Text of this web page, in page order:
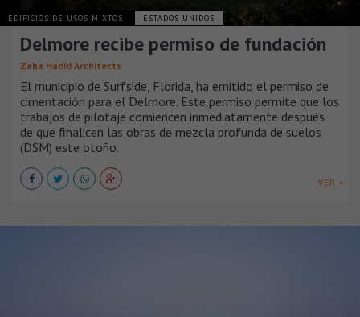
EDIFICIOS DE USOS MIXTOS ESTADOS UNIDOS
Delmore recibe permiso de fundación
Zaha Hadid Architects
El municipio de Surfside, Florida, ha emitido el permiso de
cimentación para el Delmore. Este permiso permite que los
trabajos de pilotaje comiencen inmediatamente después
de que finalicen las obras de mezcla profunda de suelos
(DSM) este otoño.
VER +